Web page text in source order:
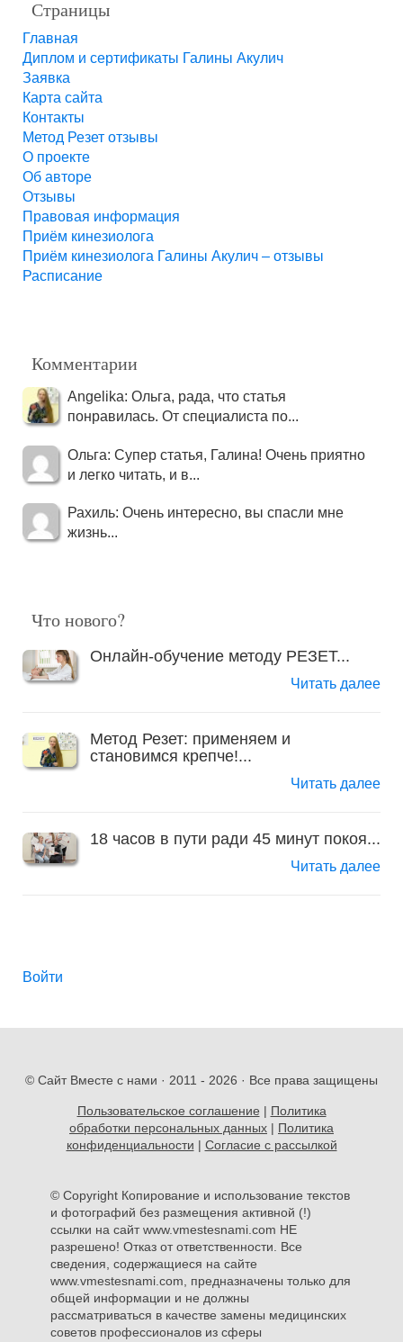
Страницы
Главная
Диплом и сертификаты Галины Акулич
Заявка
Карта сайта
Контакты
Метод Резет отзывы
О проекте
Об авторе
Отзывы
Правовая информация
Приём кинезиолога
Приём кинезиолога Галины Акулич – отзывы
Расписание
Комментарии
Angelika: Ольга, рада, что статья
понравилась. От специалиста по...
Ольга: Супер статья, Галина! Очень приятно
и легко читать, и в...
Рахиль: Очень интересно, вы спасли мне
жизнь...
Что нового?
Онлайн-обучение методу РЕЗЕТ...
Читать далее
Метод Резет: применяем и
становимся крепче!...
Читать далее
18 часов в пути ради 45 минут покоя...
Читать далее
Войти
© Сайт Вместе с нами · 2011 - 2026 · Все права защищены
Пользовательское соглашение | Политика
обработки персональных данных | Политика
конфиденциальности | Согласие с рассылкой
© Copyright Копирование и использование текстов
и фотографий без размещения активной (!)
ссылки на сайт www.vmestesnami.com НЕ
разрешено! Отказ от ответственности. Все
сведения, содержащиеся на сайте
www.vmestesnami.com, предназначены только для
общей информации и не должны
рассматриваться в качестве замены медицинских
советов профессионалов из сферы